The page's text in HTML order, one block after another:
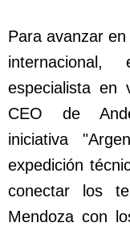
Para avanzar
especialista en
CEO de
iniciativa
expedición
conectar los
Mendoza con